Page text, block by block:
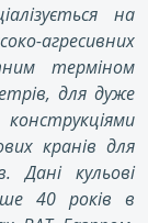
на
агресивних
терміном
для дуже
кранів для
Дані кульові
40 років в